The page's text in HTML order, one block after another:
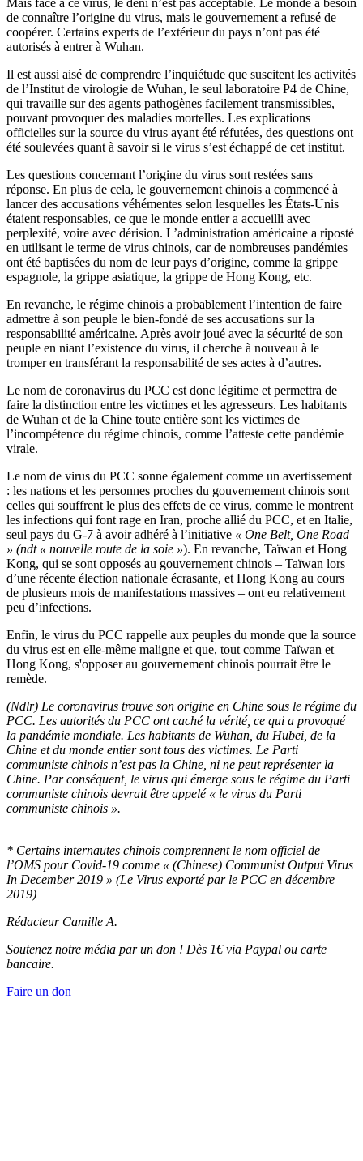
Mais face à ce virus, le déni n’est pas acceptable. Le monde a besoin
de connaître l’origine du virus, mais le gouvernement a refusé de
coopérer. Certains experts de l’extérieur du pays n’ont pas été
autorisés à entrer à Wuhan.
Il est aussi aisé de comprendre l’inquiétude que suscitent les activités
de l’Institut de virologie de Wuhan, le seul laboratoire P4 de Chine,
qui travaille sur des agents pathogènes facilement transmissibles,
pouvant provoquer des maladies mortelles. Les explications
officielles sur la source du virus ayant été réfutées, des questions ont
été soulevées quant à savoir si le virus s’est échappé de cet institut.
Les questions concernant l’origine du virus sont restées sans
réponse. En plus de cela, le gouvernement chinois a commencé à
lancer des accusations véhémentes selon lesquelles les États-Unis
étaient responsables, ce que le monde entier a accueilli avec
perplexité, voire avec dérision. L’administration américaine a riposté
en utilisant le terme de virus chinois, car de nombreuses pandémies
ont été baptisées du nom de leur pays d’origine, comme la grippe
espagnole, la grippe asiatique, la grippe de Hong Kong, etc.
En revanche, le régime chinois a probablement l’intention de faire
admettre à son peuple le bien-fondé de ses accusations sur la
responsabilité américaine. Après avoir joué avec la sécurité de son
peuple en niant l’existence du virus, il cherche à nouveau à le
tromper en transférant la responsabilité de ses actes à d’autres.
Le nom de coronavirus du PCC est donc légitime et permettra de
faire la distinction entre les victimes et les agresseurs. Les habitants
de Wuhan et de la Chine toute entière sont les victimes de
l’incompétence du régime chinois, comme l’atteste cette pandémie
virale.
Le nom de virus du PCC sonne également comme un avertissement
: les nations et les personnes proches du gouvernement chinois sont
celles qui souffrent le plus des effets de ce virus, comme le montrent
les infections qui font rage en Iran, proche allié du PCC, et en Italie,
seul pays du G-7 à avoir adhéré à l’initiative « One Belt, One Road
» (ndt « nouvelle route de la soie »). En revanche, Taïwan et Hong
Kong, qui se sont opposés au gouvernement chinois – Taïwan lors
d’une récente élection nationale écrasante, et Hong Kong au cours
de plusieurs mois de manifestations massives – ont eu relativement
peu d’infections.
Enfin, le virus du PCC rappelle aux peuples du monde que la source
du virus est en elle-même maligne et que, tout comme Taïwan et
Hong Kong, s'opposer au gouvernement chinois pourrait être le
remède.
(Ndlr) Le coronavirus trouve son origine en Chine sous le régime du
PCC. Les autorités du PCC ont caché la vérité, ce qui a provoqué
la pandémie mondiale. Les habitants de Wuhan, du Hubei, de la
Chine et du monde entier sont tous des victimes. Le Parti
communiste chinois n’est pas la Chine, ni ne peut représenter la
Chine. Par conséquent, le virus qui émerge sous le régime du Parti
communiste chinois devrait être appelé « le virus du Parti
communiste chinois ».
* Certains internautes chinois comprennent le nom officiel de
l’OMS pour Covid-19 comme « (Chinese) Communist Output Virus
In December 2019 » (Le Virus exporté par le PCC en décembre
2019)
Rédacteur Camille A.
Soutenez notre média par un don ! Dès 1€ via Paypal ou carte
bancaire.
Faire un don